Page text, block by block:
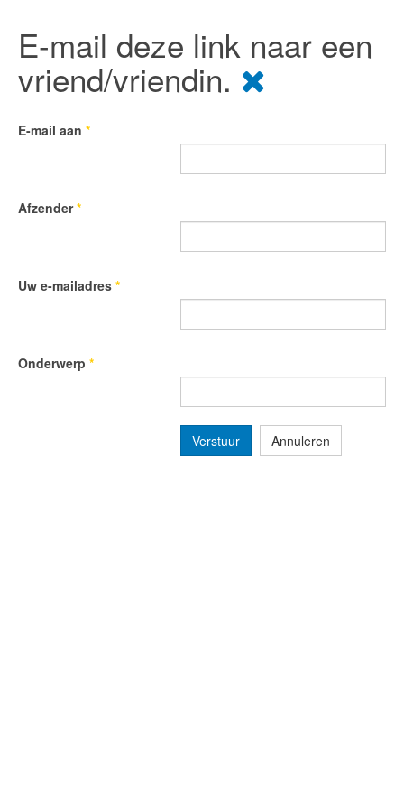
E-mail deze link naar een
vriend/vriendin.
E-mail aan *
Afzender*
Uw e-mailadres *
Onderwerp *
Verstuur Annuleren